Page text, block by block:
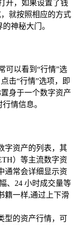
开，如果设置了钱
就按照相应的方式
神秘大门。
可以看到“行情”选
击“行情”选项，即
身于一个数字资产
情信息。
字资产的列表，其
）等主流数字资
通常会详细显示资
、24 小时成交量等
籍一样,通过上下滑
型的资产行情，可